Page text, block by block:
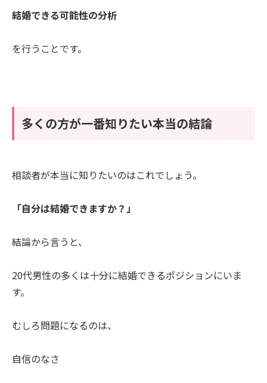
結婚できる可能性の分析
を行うことです。
多くの方が一番知りたい本当の結論
相談者が本当に知りたいのはこれでしょう。
「自分は結婚できますか？」
結論から言うと、
20代男性の多くは十分に結婚できるポジションにいま
す。
むしろ問題になるのは、
自信のなさ